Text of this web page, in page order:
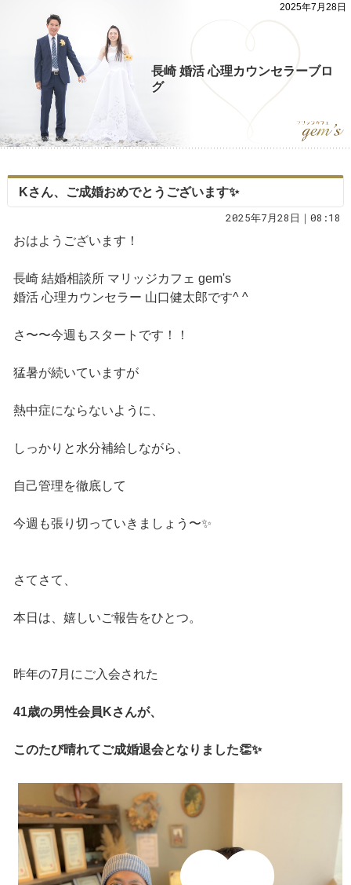
2025年7月28日
長崎 婚活 心理カウンセラーブロ
グ
Kさん、ご成婚おめでとうございます✨
2025年7月28日｜08:18
おはようございます！
長崎 結婚相談所 マリッジカフェ gem's
婚活 心理カウンセラー 山口健太郎です^ ^
さ〜〜今週もスタートです！！
猛暑が続いていますが
熱中症にならないように、
しっかりと水分補給しながら、
自己管理を徹底して
今週も張り切っていきましょう〜✨
さてさて、
本日は、嬉しいご報告をひとつ。
昨年の7月にご入会された
41歳の男性会員Kさんが、
このたび晴れてご成婚退会となりました👏✨